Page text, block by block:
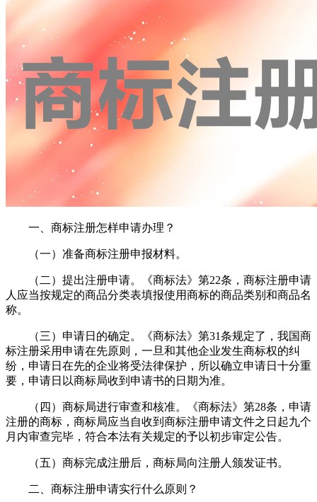
一、商标注册怎样申请办理？
（一）准备商标注册申报材料。
（二）提出注册申请。《商标法》第22条，商标注册申请
人应当按规定的商品分类表填报使用商标的商品类别和商品名
称。
（三）申请日的确定。《商标法》第31条规定了，我国商
标注册采用申请在先原则，一旦和其他企业发生商标权的纠
纷，申请日在先的企业将受法律保护，所以确立申请日十分重
要，申请日以商标局收到申请书的日期为准。
（四）商标局进行审查和核准。《商标法》第28条，申请
注册的商标，商标局应当自收到商标注册申请文件之日起九个
月内审查完毕，符合本法有关规定的予以初步审定公告。
（五）商标完成注册后，商标局向注册人颁发证书。
二、商标注册申请实行什么原则？